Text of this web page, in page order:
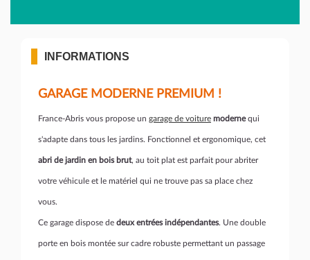
INFORMATIONS
GARAGE MODERNE PREMIUM !
France-Abris vous propose un garage de voiture modernequi
s'adapte dans tous les jardins. Fonctionnel et ergonomique, cet
abri de jardin en bois brut, au toit plat est parfait pour abriter
votre véhicule et le matériel qui ne trouve pas sa place chez
vous.
Ce garage dispose de deux entrées indépendantes. Une double
porte en bois montée sur cadre robuste permettant un passage